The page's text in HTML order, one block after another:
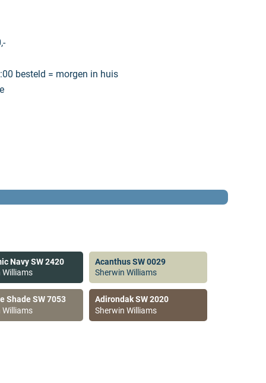
besteld = morgen in huis
Navy SW 2420
Williams
Acanthus SW 0029
Sherwin Williams
Shade SW 7053
Williams
Adirondak SW 2020
Sherwin Williams